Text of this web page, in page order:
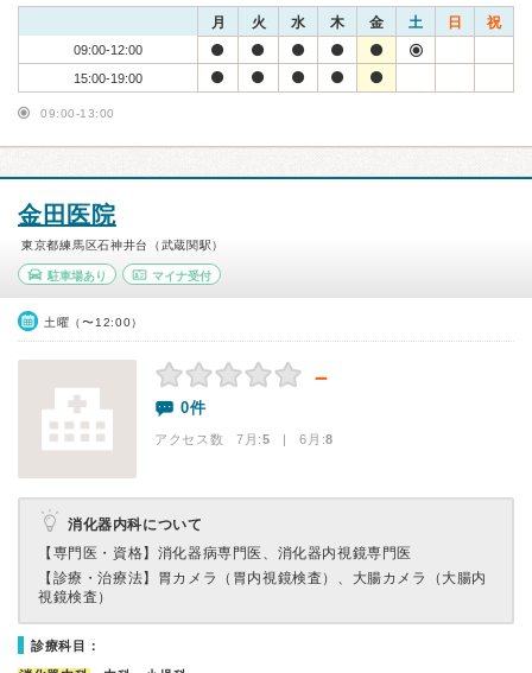
月 火 水 木 金 土 日 祝
09:00-12:00
15:00-19:00
09:00-13:00
金田医院
東京都練馬区石神井台（武蔵関駅）
駐車場あり マイナ受付
土曜（〜12:00）
－
0件
アクセス数 7月:5 | 6月:8
消化器内科について
【専門医・資格】 消化器病専門医、消化器内視鏡専門医
【診療・治療法】 胃カメラ（胃内視鏡検査）、大腸カメラ（大腸内
視鏡検査）
診療科目：